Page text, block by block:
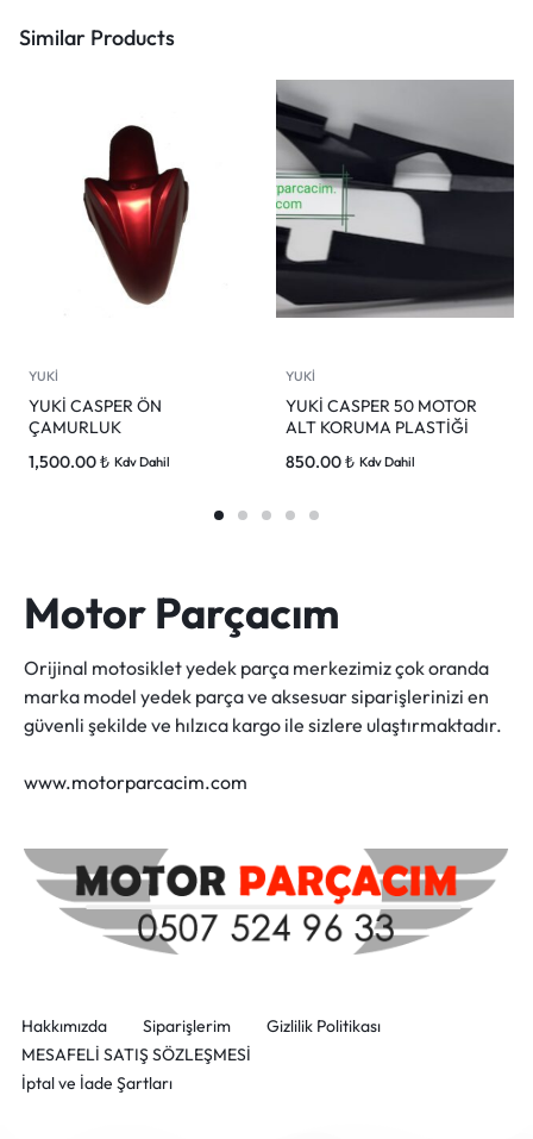
Similar Products
YUKİ
YUKİ CASPER ÖN
ÇAMURLUK
1,500.00₺ Kdv Dahil
YUKİ
YUKİ CASPER 50 MOTOR
ALT KORUMA PLASTİĞİ
850.00₺ Kdv Dahil
Motor Parçacım
Orijinal motosiklet yedek parça merkezimiz çok oranda
marka model yedek parça ve aksesuar siparişlerinizi en
güvenli şekilde ve hılzıca kargo ile sizlere ulaştırmaktadır.
www.motorparcacim.com
Hakkımızda Siparişlerim
Gizlilik Politikası
MESAFELİ SATIŞ SÖZLEŞMESİ
İptal ve İade Şartları